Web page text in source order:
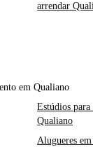
arrendar
em Qualiano
Estúdios para
Qualiano
Alugueres